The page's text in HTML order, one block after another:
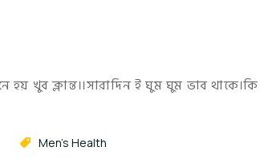
খুব ক্লান্ত।।সারাদিন ই ঘুম ঘুম ভাব
Men's Health